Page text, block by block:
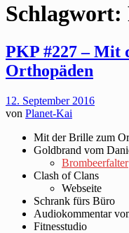
Schlagwort:
PKP #227 – Mit
Orthopäden
12. September 2016
von Planet-Kai
Mit der Brille zum
Goldbrand vom
Brombeerfalter
Clash of Clans
Webseite
Schrank fürs Büro
Audiokommentar
Fitnesstudio